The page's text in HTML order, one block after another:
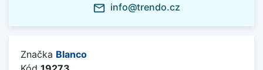
mail_outline info@trendo.cz
Značka Blanco